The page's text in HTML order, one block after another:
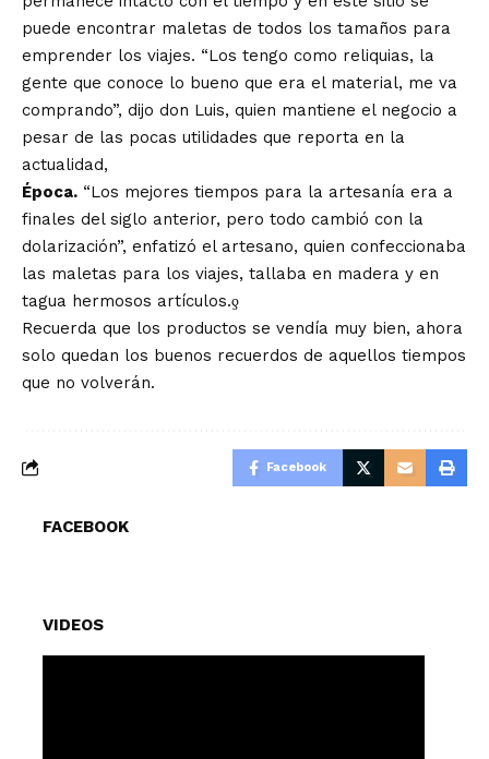
puede encontrar maletas de todos los tamaños para
emprender los viajes. “Los tengo como reliquias, la
gente que conoce lo bueno que era el material, me va
comprando”, dijo don Luis, quien mantiene el negocio a
pesar de las pocas utilidades que reporta en la
actualidad,
Época. “Los mejores tiempos para la artesanía era a
finales del siglo anterior, pero todo cambió con la
dolarización”, enfatizó el artesano, quien confeccionaba
las maletas para los viajes, tallaba en madera y en
tagua hermosos artículos.ƍ
Recuerda que los productos se vendía muy bien, ahora
solo quedan los buenos recuerdos de aquellos tiempos
que no volverán.
Facebook
FACEBOOK
VIDEOS